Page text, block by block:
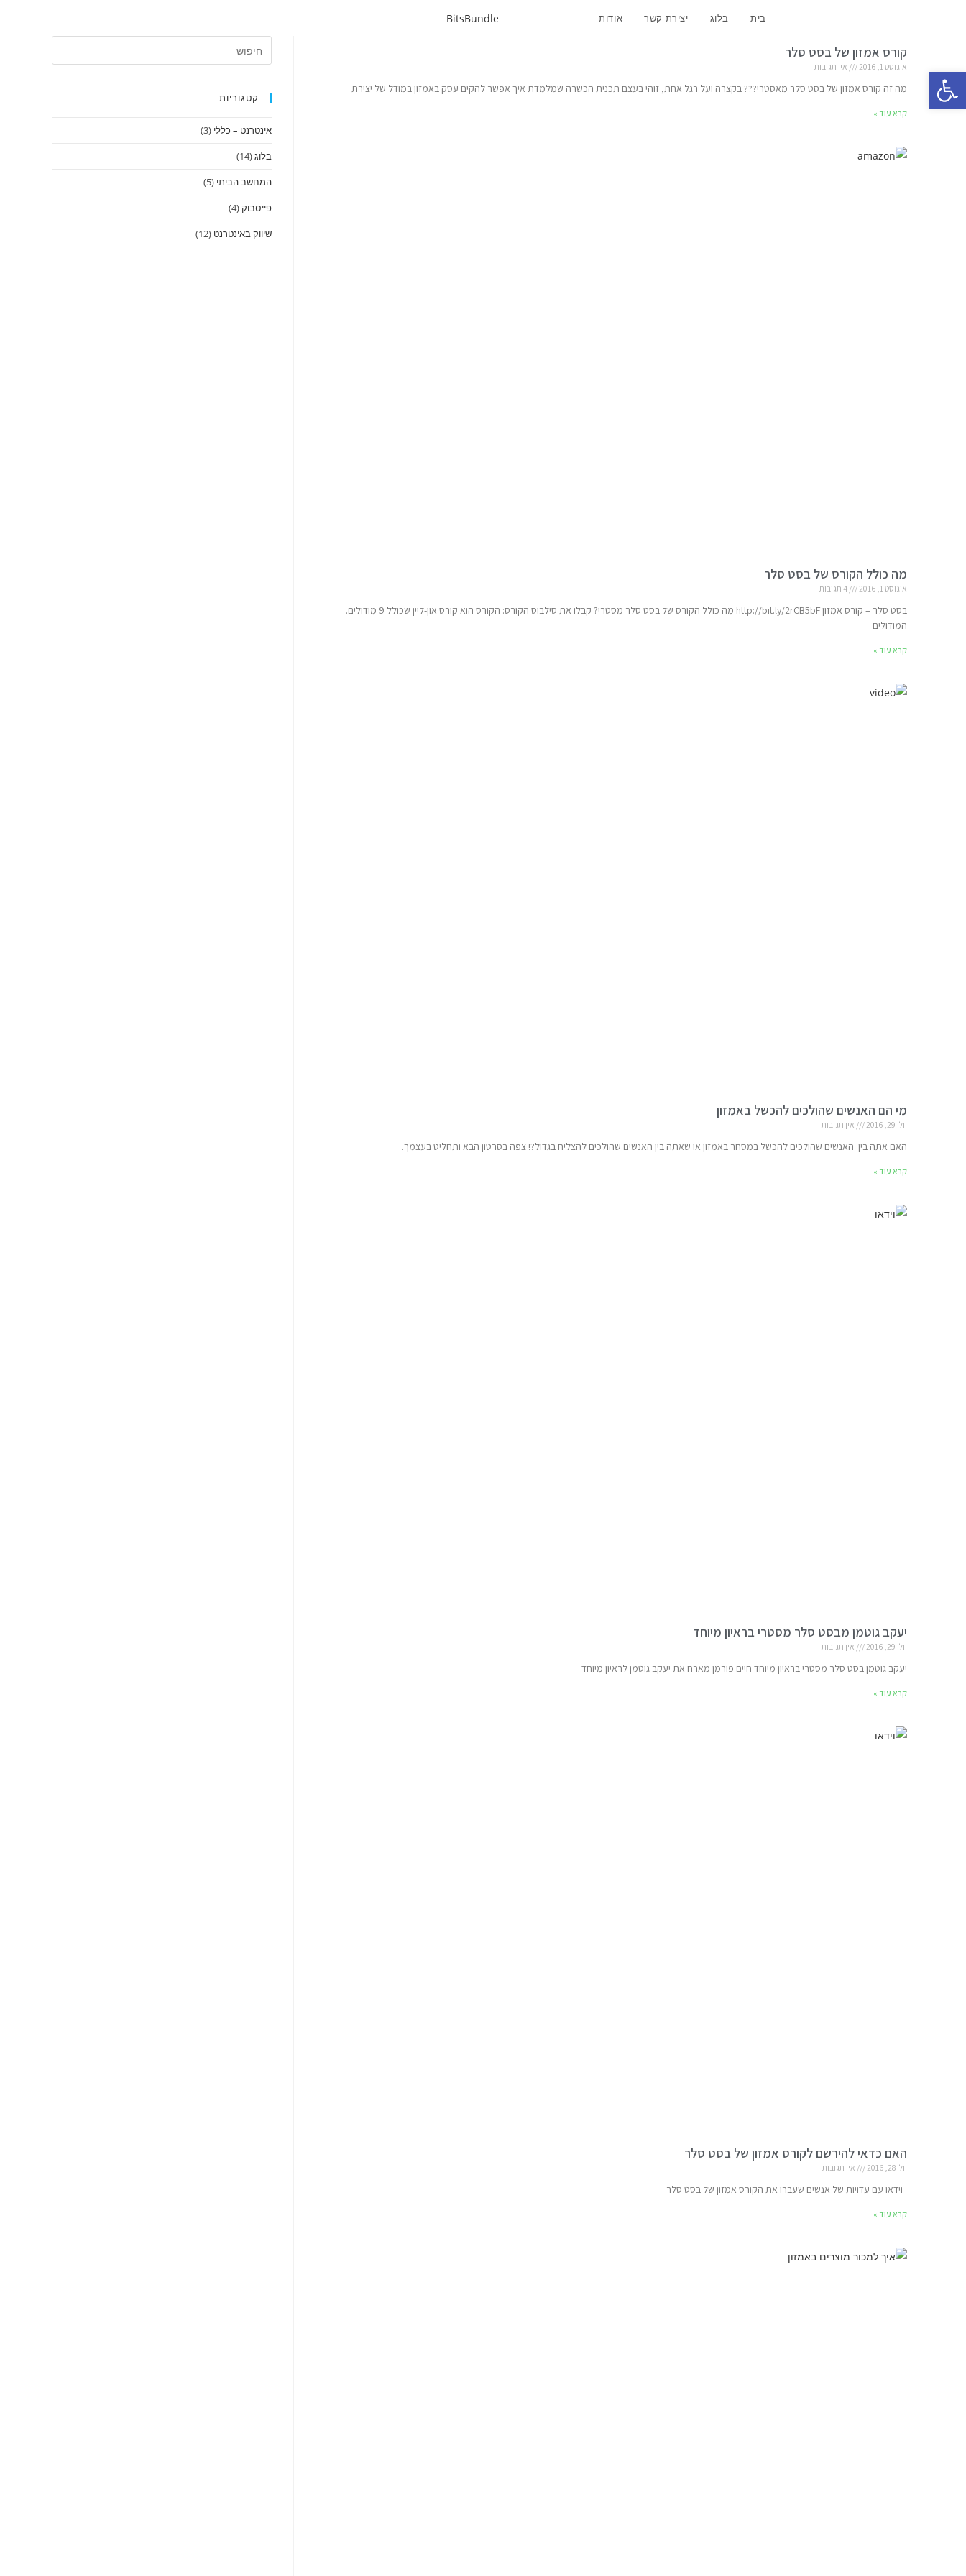
פתח סרגל נגישות
בית בלוג יצירת קשר אודות BitsBundle
קורס אמזון של בסט סלר
אוגוסט 1, 2016 אין תגובות
מה זה קורס אמזון של בסט סלר מאסטרי??? בקצרה ועל רגל אחת, זוהי בעצם תכנית הכשרה שמלמדת איך אפשר להקים עסק באמזון במודל של יצירת
קרא עוד »
מה כולל הקורס של בסט סלר
אוגוסט 1, 2016
בסט סלר – קורס אמזון http://bit.ly/2rCB5bF מה כולל הקורס של בסט סלר מסטרי? קבלו את סילבוס הקורס: הקורס הוא קורס און-ליין שכולל 9 מודולים.
המודולים
קרא עוד »
מי הם האנשים שהולכים להכשל באמזון
יולי 29, 2016 אין תגובות
האם אתה בין האנשים שהולכים להכשל במסחר באמזון או שאתה בין האנשים שהולכים להצליח בגדול?! צפה בסרטון הבא ותחליט בעצמך.
קרא עוד »
יעקב גוטמן מבסט סלר מסטרי בראיון מיוחד
יולי 29, 2016 אין תגובות
יעקב גוטמן בסט סלר מסטרי בראיון מיוחד חיים פורמן מארח את יעקב גוטמן לראיון מיוחד
קרא עוד »
האם כדאי להירשם לקורס אמזון של בסט סלר
יולי 28, 2016 אין תגובות
וידאו עם עדויות של אנשים שעברו את הקורס אמזון של בסט סלר
קרא עוד »
קטגוריות
אינטרנט – כללי (3)
בלוג(14)
המחשב הביתי (5)
פייסבוק(4)
שיווק באינטרנט (12)